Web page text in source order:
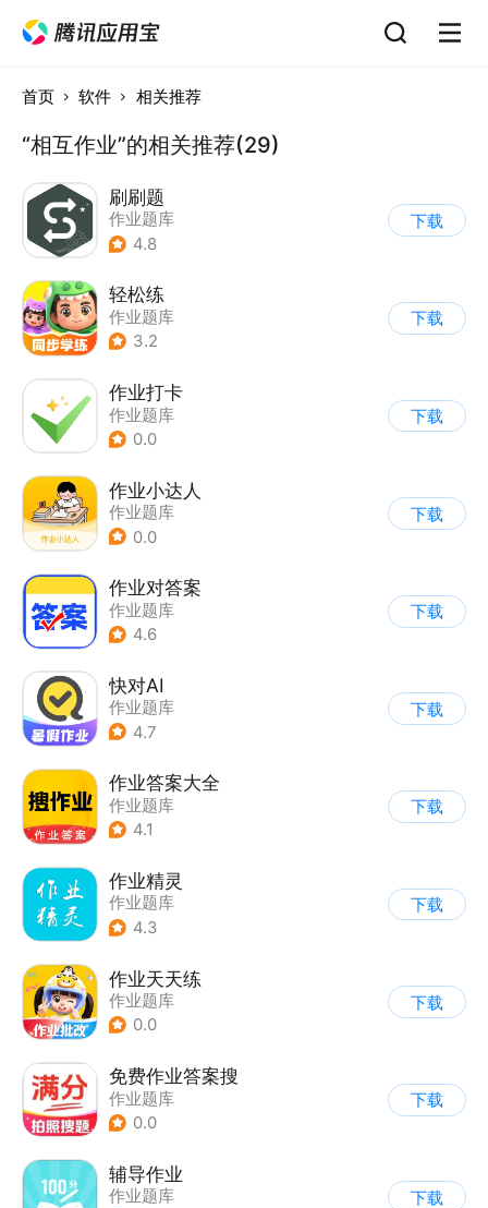
首页 软件 相关推荐
“相互作业”的相关推荐(29)
刷刷题
作业题库
4.8
下载
轻松练
作业题库
3.2
下载
作业打卡
作业题库
0.0
下载
作业小达人
作业题库
0.0
下载
作业对答案
作业题库
4.6
下载
快对AI
作业题库
4.7
下载
作业答案大全
作业题库
4.1
下载
作业精灵
作业题库
4.3
下载
作业天天练
作业题库
0.0
下载
免费作业答案搜
作业题库
0.0
下载
辅导作业
作业题库
下载